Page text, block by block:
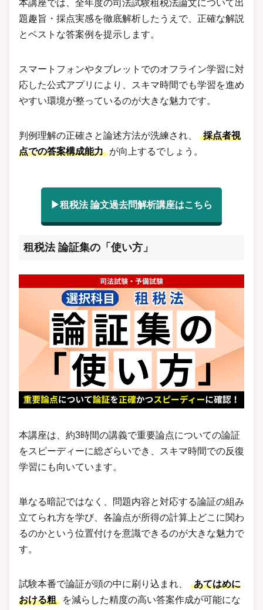
本講座では、全年度の司法試験租税法論文について出
題趣旨・採点実感を徹底解析したうえで、正確な解説
とベストな答案例を提示します。
スマートフォンやタブレットでのオフライン学習に対
応した公式アプリにより、スキマ時間でも学習を進め
やすい環境が整っているのが大きな魅力です。
判例理解の正確さと論述方法が洗練され、
採点者視
点での答案構成能力
が向上するでしょう。
▶租税法 論文過去問解析講座はこちら
租税法 論証集の「使い方」
本講座は、約3時間の講義で重要論点についての論証
をスピーディーに総ざらいでき、スキマ時間での反復
学習にも向いています。
単なる暗記ではなく、問題内容と対応する論証の組み
立てられ方を学び、各論点が所得の計算上どこに関わ
るのかという位置付けを意識できるのが大きな魅力で
す。
試験本番で論証が頭の中に刷り込まれ、
あてはめに
おける粗
を減らした精度の高い答案作成が可能にな